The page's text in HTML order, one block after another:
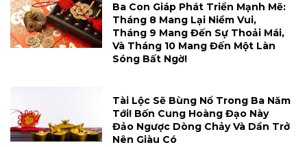
Ba Con Giáp Phát Triển Mạnh Mẽ:
Tháng 8 Mang Lại Niềm Vui,
Tháng 9 Mang Đến Sự Thoải Mái,
Và Tháng 10 Mang Đến Một Làn
Sóng Bất Ngờ!
Tài Lộc Sẽ Bùng Nổ Trong Ba Năm
Tới! Bốn Cung Hoàng Đạo Này
Đảo Ngược Dòng Chảy Và Dần Trở
Nên Giàu Có